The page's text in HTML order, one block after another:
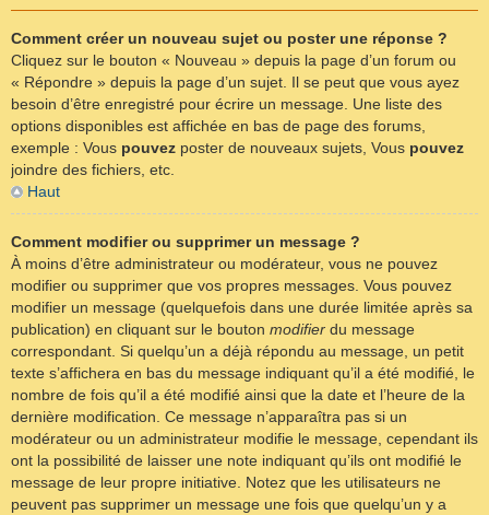
Comment créer un nouveau sujet ou poster une réponse ?
Cliquez sur le bouton « Nouveau » depuis la page d’un forum ou
« Répondre » depuis la page d’un sujet. Il se peut que vous ayez
besoin d’être enregistré pour écrire un message. Une liste des
options disponibles est affichée en bas de page des forums,
exemple : Vous pouvez poster de nouveaux sujets, Vous pouvez
joindre des fichiers, etc.
Haut
Comment modifier ou supprimer un message ?
À moins d’être administrateur ou modérateur, vous ne pouvez
modifier ou supprimer que vos propres messages. Vous pouvez
modifier un message (quelquefois dans une durée limitée après sa
publication) en cliquant sur le bouton modifier du message
correspondant. Si quelqu’un a déjà répondu au message, un petit
texte s’affichera en bas du message indiquant qu’il a été modifié, le
nombre de fois qu’il a été modifié ainsi que la date et l’heure de la
dernière modification. Ce message n’apparaîtra pas si un
modérateur ou un administrateur modifie le message, cependant ils
ont la possibilité de laisser une note indiquant qu’ils ont modifié le
message de leur propre initiative. Notez que les utilisateurs ne
peuvent pas supprimer un message une fois que quelqu’un y a